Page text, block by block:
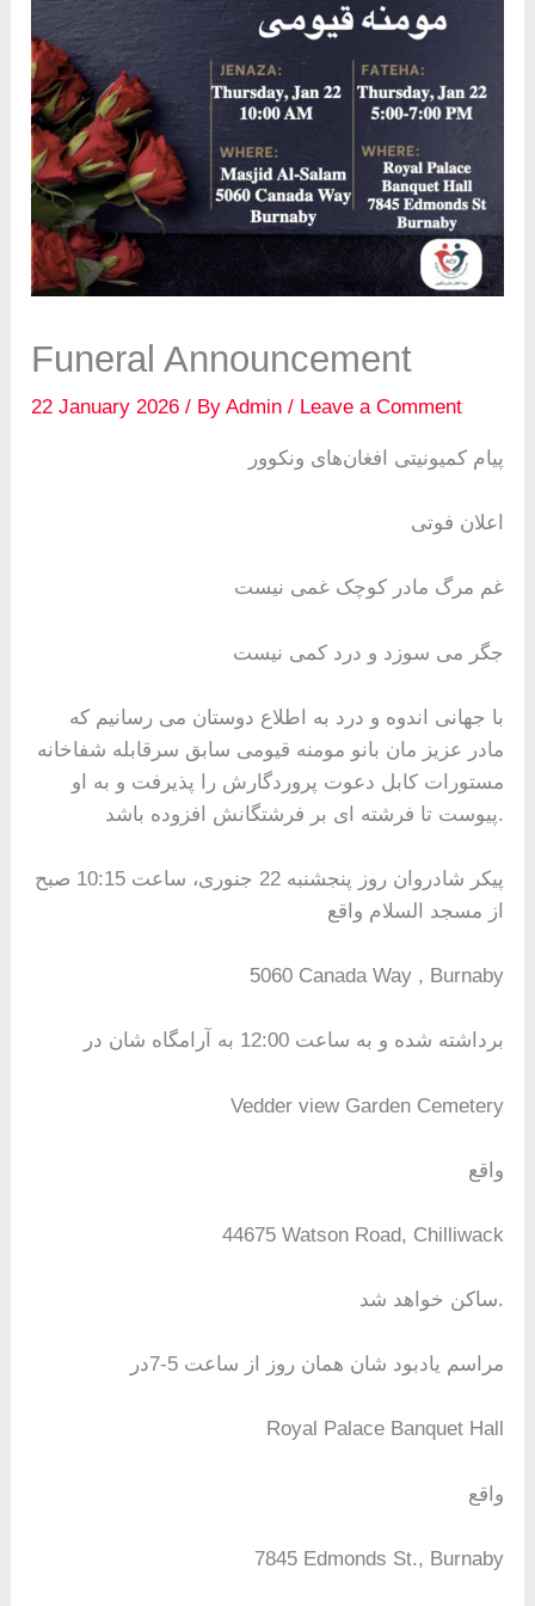
Funeral Announcement
22 January 2026/ By Admin/ Leave a Comment
پیام کمیونیتی افغان‌های ونکوور
اعلان فوتی
غم مرگ مادر کوچک غمی نیست
جگر می سوزد و درد کمی نیست
با جهانی اندوه و درد به اطلاع دوستان می رسانیم که
مادر عزیز مان بانو مومنه قیومی سابق سرقابله شفاخانه
مستورات کابل دعوت پروردگارش را پذیرفت و به او
پیوست تا فرشته ای بر فرشتگانش افزوده باشد.
پیکر شادروان روز پنجشنبه 22 جنوری، ساعت 10:15 صبح
از مسجد السلام واقع
5060 Canada Way , Burnaby
برداشته شده و به ساعت 12:00 به آرامگاه شان در
Vedder view Garden Cemetery
واقع
44675 Watson Road, Chilliwack
ساکن خواهد شد.
مراسم یادبود شان همان روز از ساعت 5-7در
Royal Palace Banquet Hall
واقع
7845 Edmonds St., Burnaby